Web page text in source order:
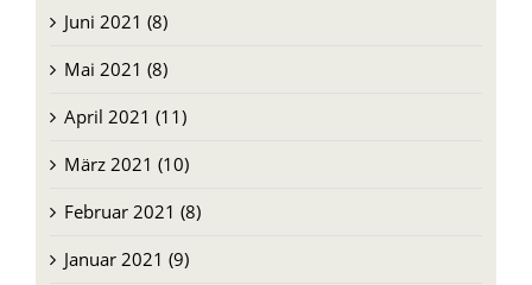
Juni 2021 (8)
Mai 2021 (8)
April 2021 (11)
März 2021 (10)
Februar 2021 (8)
Januar 2021 (9)